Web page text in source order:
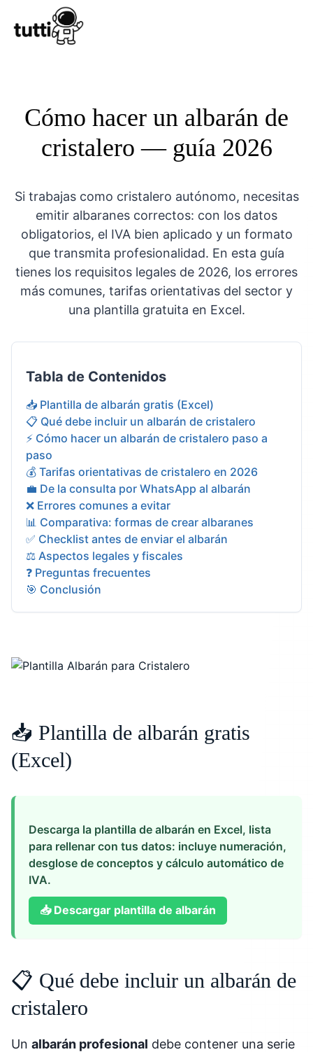
Cómo hacer un albarán de
cristalero — guía 2026
Si trabajas como cristalero autónomo, necesitas
emitir albaranes correctos: con los datos
obligatorios, el IVA bien aplicado y un formato
que transmita profesionalidad. En esta guía
tienes los requisitos legales de 2026, los errores
más comunes, tarifas orientativas del sector y
una plantilla gratuita en Excel.
Tabla de Contenidos
📥 Plantilla de albarán gratis (Excel)
📋 Qué debe incluir un albarán de cristalero
⚡ Cómo hacer un albarán de cristalero paso a
paso
💰 Tarifas orientativas de cristalero en 2026
💼 De la consulta por WhatsApp al albarán
❌ Errores comunes a evitar
📊 Comparativa: formas de crear albaranes
✅ Checklist antes de enviar el albarán
⚖️ Aspectos legales y fiscales
❓ Preguntas frecuentes
🎯 Conclusión
📥 Plantilla de albarán gratis
(Excel)
Descarga la plantilla de albarán en Excel, lista
para rellenar con tus datos: incluye numeración,
desglose de conceptos y cálculo automático de
IVA.
📥 Descargar plantilla de albarán
📋 Qué debe incluir un albarán de
cristalero
Un albarán profesional debe contener una serie